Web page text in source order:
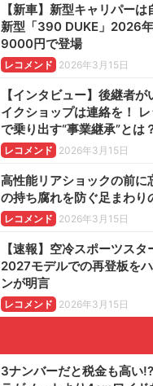
【新車】新型キャリパー
新型「390 DUKE」2026
9000円で登場
レコメンド 2026年3月15日
【インタビュー】後継者
イクショップは連絡を！
で乗り出す“事業継承”とは
レコメンド 2026年3月15日
高性能リアショックの前に
の持ち腐れを防ぐ足まわり
レコメンド 2026年3月15日
【速報】空冷スポーツスタ
2027モデルでの再登板を
ンが明言
レコメンド 2026年3月15日
3ナンバーだと税金も高